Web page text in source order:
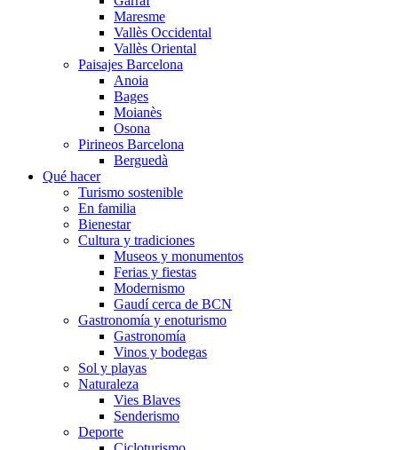
Maresme
Vallès Occidental
Vallès Oriental
Paisajes Barcelona
Anoia
Bages
Moianès
Osona
Pirineos Barcelona
Berguedà
Qué hacer
Turismo sostenible
En familia
Bienestar
Cultura y tradiciones
Museos y monumentos
Ferias y fiestas
Modernismo
Gaudí cerca de BCN
Gastronomía y enoturismo
Gastronomía
Vinos y bodegas
Sol y playas
Naturaleza
Vies Blaves
Senderismo
Deporte